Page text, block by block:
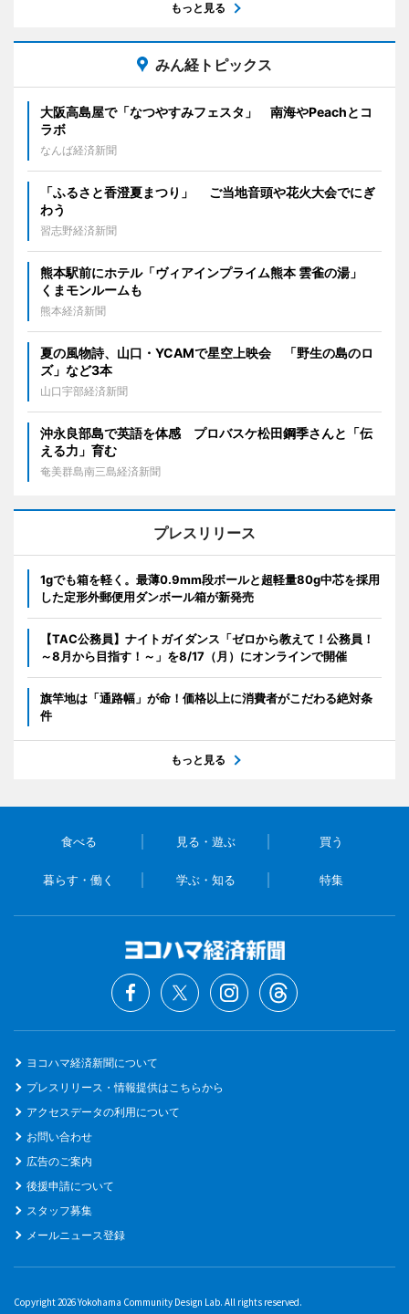
もっと見る
みん経トピックス
大阪高島屋で「なつやすみフェスタ」 南海やPeachとコ
ラボ
なんば経済新聞
「ふるさと香澄夏まつり」 ご当地音頭や花火大会でにぎ
わう
習志野経済新聞
熊本駅前にホテル「ヴィアインプライム熊本 雲雀の湯」
くまモンルームも
熊本経済新聞
夏の風物詩、山口・YCAMで星空上映会 「野生の島のロ
ズ」など3本
山口宇部経済新聞
沖永良部島で英語を体感 プロバスケ松田鋼季さんと「伝
える力」育む
奄美群島南三島経済新聞
プレスリリース
1gでも箱を軽く。最薄0.9mm段ボールと超軽量80g中芯を採用
した定形外郵便用ダンボール箱が新発売
【TAC公務員】ナイトガイダンス「ゼロから教えて！公務員！
～8月から目指す！～」を8/17（月）にオンラインで開催
旗竿地は「通路幅」が命！価格以上に消費者がこだわる絶対条
件
もっと見る
食べる 見る・遊ぶ 買う
暮らす・働く 学ぶ・知る 特集
ヨコハマ経済新聞について
プレスリリース・情報提供はこちらから
アクセスデータの利用について
お問い合わせ
広告のご案内
後援申請について
スタッフ募集
メールニュース登録
Copyright 2026 Yokohama Community Design Lab. All rights reserved.